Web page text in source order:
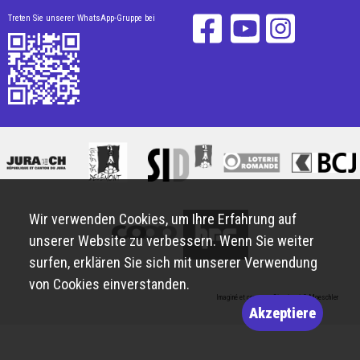
Treten Sie unserer WhatsApp-Gruppe bei
Imaginé et conçu parGiorgianni & Moeschler
Wir verwenden Cookies, um Ihre Erfahrung auf
unserer Website zu verbessern. Wenn Sie weiter
surfen, erklären Sie sich mit unserer Verwendung
von Cookies einverstanden.
Akzeptiere